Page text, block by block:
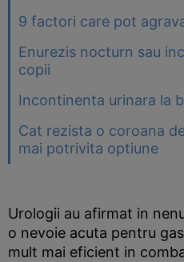
9 factori care pot
Enurezis nocturn sau
copii
Incontinenta urinara la
Cat rezista o coroana
mai potrivita optiune
Urologii au afirmat in
o nevoie acuta pentru
mult mai eficient in